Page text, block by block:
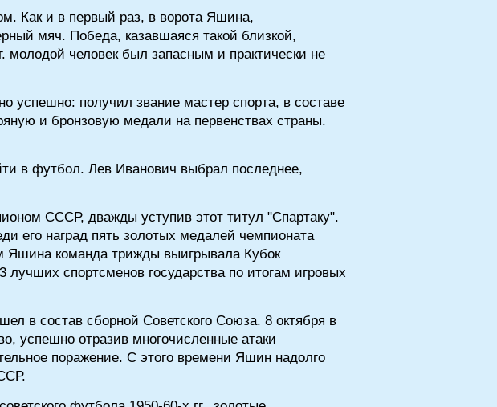
Как и в первый раз, в ворота Яшина,
мяч. Победа, казавшаяся такой близкой,
молодой человек был запасным и практически не
успешно: получил звание мастер спорта, в составе
и бронзовую медали на первенствах страны.
в футбол. Лев Иванович выбрал последнее,
СССР, дважды уступив этот титул "Спартаку".
его наград пять золотых медалей чемпионата
Яшина команда трижды выигрывала Кубок
спортсменов государства по итогам игровых
в состав сборной Советского Союза. 8 октября в
успешно отразив многочисленные атаки
поражение. С этого времени Яшин надолго